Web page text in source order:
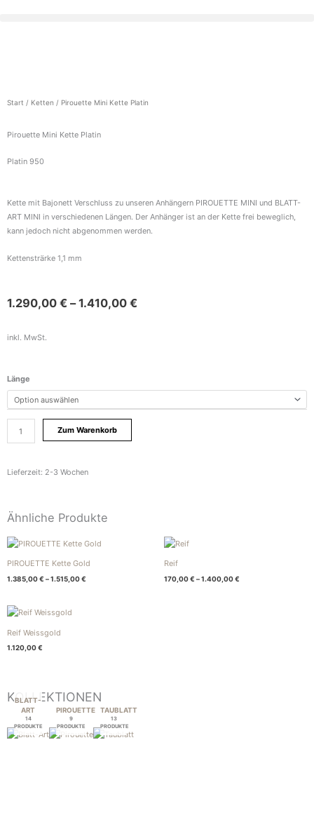
Start / Ketten / Pirouette Mini Kette Platin
Pirouette Mini Kette Platin
Platin 950
Kette mit Bajonett Verschluss zu unseren Anhängern PIROUETTE MINI und BLATT-
ART MINI in verschiedenen Längen. Der Anhänger ist an der Kette frei beweglich,
kann jedoch nicht abgenommen werden.
Kettensträrke 1,1 mm
1.290,00 € –1.410,00 €
inkl. MwSt.
Länge
Pirouette
Mini
Kette
Platin
Menge
Zum Warenkorb
Lieferzeit: 2-3 Wochen
Ähnliche Produkte
PIROUETTE Kette Gold
1.385,00€ –1.515,00€
Reif
170,00€ –1.400,00€
Reif Weissgold
1.120,00€
KOLLEKTIONEN
BLATT-
ART
14
PRODUKTE
PIROUETTE
9
PRODUKTE
TAUBLATT
13
PRODUKTE